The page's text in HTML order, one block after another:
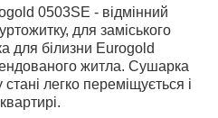
0503SE - відмінний
для заміського
для білизни Eurogold
житла. Сушарка
легко переміщується і